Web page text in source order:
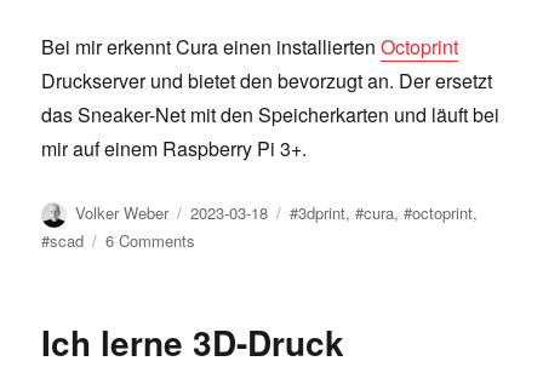
Bei mir erkennt Cura einen installiertenOctoprint
Druckserver und bietet den bevorzugt an. Der ersetzt
das Sneaker-Net mit den Speicherkarten und läuft bei
mir auf einem Raspberry Pi 3+.
Author
Volker Weber
Posted
on
2023-03-18 Tags
#3dprint,#cura,#octoprint,
#scad
6 Comments
Drucker
Ich lerne 3D-Druck